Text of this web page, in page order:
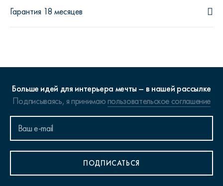
Гарантия 18 месяцев
Больше идей для интерьера мечты – в нашей рассылке
Подписываясь, я принимаюпользовательское соглашение
ПОДПИСАТЬСЯ